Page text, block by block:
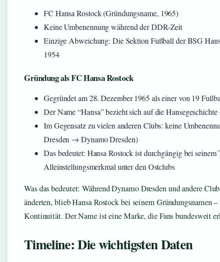
FC Hansa Rostock (Gründungsname, 1965)
Keine Umbenennung während der DDR-Zeit
Einzige Abweichung: Die Sektion Fußball der BSG
1954
Gründung als FC Hansa Rostock
Gegründet am 28. Dezember 1965 als einer von 19
Der Name “Hansa” bezieht sich auf die
Im Gegensatz zu vielen anderen Clubs: keine
Dresden → Dynamo Dresden)
Das bedeutet: Hansa Rostock ist durchgängig bei
Alleinstellungsmerkmal unter den Ostclubs
Was das bedeutet: Während Dynamo Dresden und andere
änderten, blieb Hansa Rostock bei seinem Gründungsnamen
Kontinuität. Der Name ist eine Marke, die Fans bundesweit
Timeline: Die wichtigsten Daten